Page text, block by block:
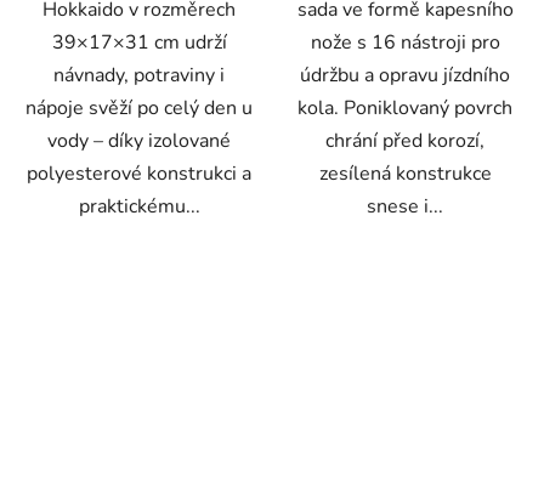
Hokkaido v rozměrech
39×17×31 cm udrží
návnady, potraviny i
nápoje svěží po celý den u
vody – díky izolované
polyesterové konstrukci a
praktickému...
sada ve formě kapesního
nože s 16 nástroji pro
údržbu a opravu jízdního
kola. Poniklovaný povrch
chrání před korozí,
zesílená konstrukce
snese i...